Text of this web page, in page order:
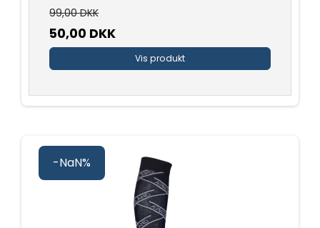
99,00 DKK
50,00 DKK
Vis produkt
-NaN%